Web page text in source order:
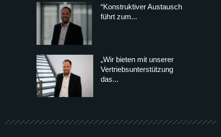
“Konstruktiver Austausch
führt zum...
„Wir bieten mit unserer
Vertriebsunterstützung
das...